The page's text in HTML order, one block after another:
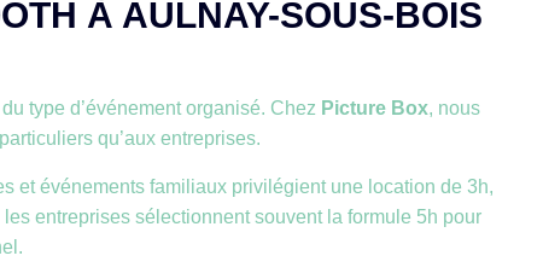
À AULNAY-SOUS-BOIS
type d’événement organisé. Chez Picture Box, nous
qu’aux entreprises.
et événements familiaux privilégient une location de 3h,
entreprises sélectionnent souvent la formule 5h pour